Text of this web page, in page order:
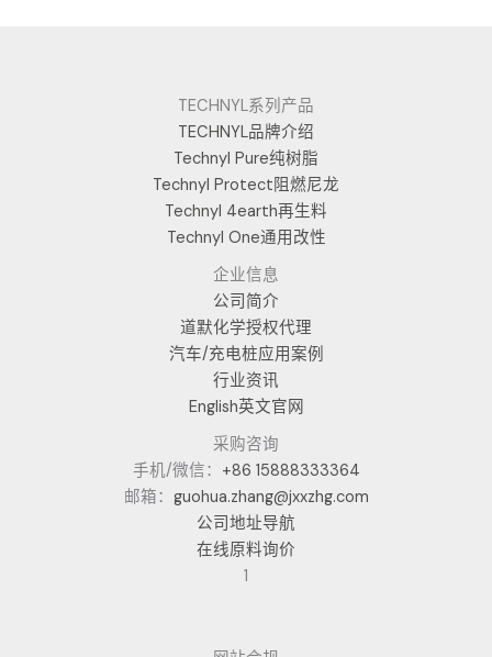
TECHNYL系列产品
TECHNYL品牌介绍
Technyl Pure纯树脂
Technyl Protect阻燃尼龙
Technyl 4earth再生料
Technyl One通用改性
企业信息
公司简介
道默化学授权代理
汽车/充电桩应用案例
行业资讯
English英文官网
采购咨询
手机/微信： +86 15888333364
邮箱： guohua.zhang@jxxzhg.com
公司地址导航
在线原料询价
1